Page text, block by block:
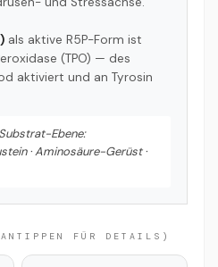
als aktive R5P-Form ist
(TPO) — des
aktiviert und an Tyrosin
Ebene:
· Aminosäure-Gerüst ·
FÜR DETAILS)